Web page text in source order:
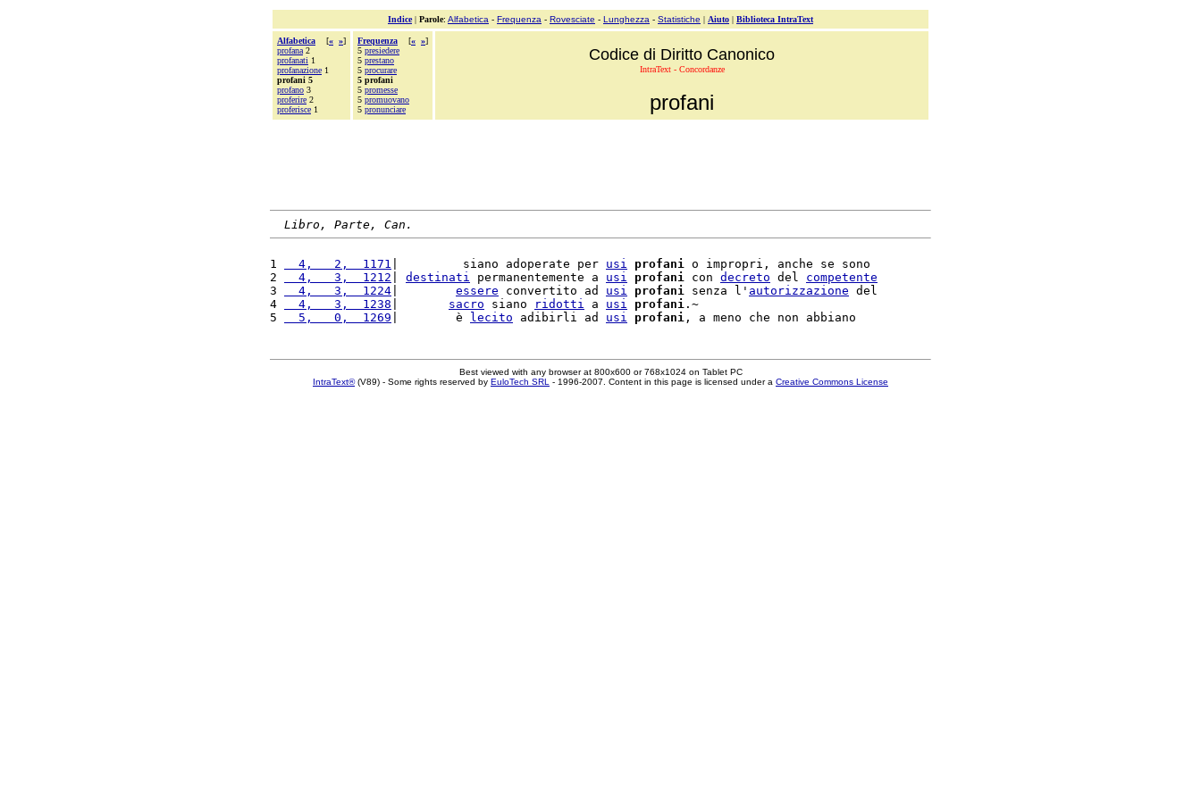
Indice| Parole: Alfabetica - Frequenza - Rovesciate - Lunghezza - Statistiche | Aiuto | Biblioteca IntraText
Alfabetica [« »]
profana 2
profanati 1
profanazione 1
profani 5
profano 3
proferire 2
proferisce 1
Frequenza [« »]
5 presiedere
5 prestano
5 procurare
5 profani
5 promesse
5 promuovano
5 pronunciare
Codice di Diritto Canonico
IntraText - Concordanze
profani
Libro, Parte, Can.
1
  4,   2,  1171
|         siano adoperate per usi profani o impropri, anche se sono
2
  4,   3,  1212
destinati permanentemente a usi profani con decreto del competente
3
  4,   3,  1224
essere convertito ad usi profani senza l' autorizzazione del
4
  4,   3,  1238
sacro siano ridotti a usi profani .~
5
  5,   0,  1269
|        è lecito adibirli ad usi profani
Best viewed with any browser at 800x600 or 768x1024 on Tablet PC
IntraText®(V89) - Some rights reserved by EuloTech SRL - 1996-2007. Content in this page is licensed under a Creative Commons License